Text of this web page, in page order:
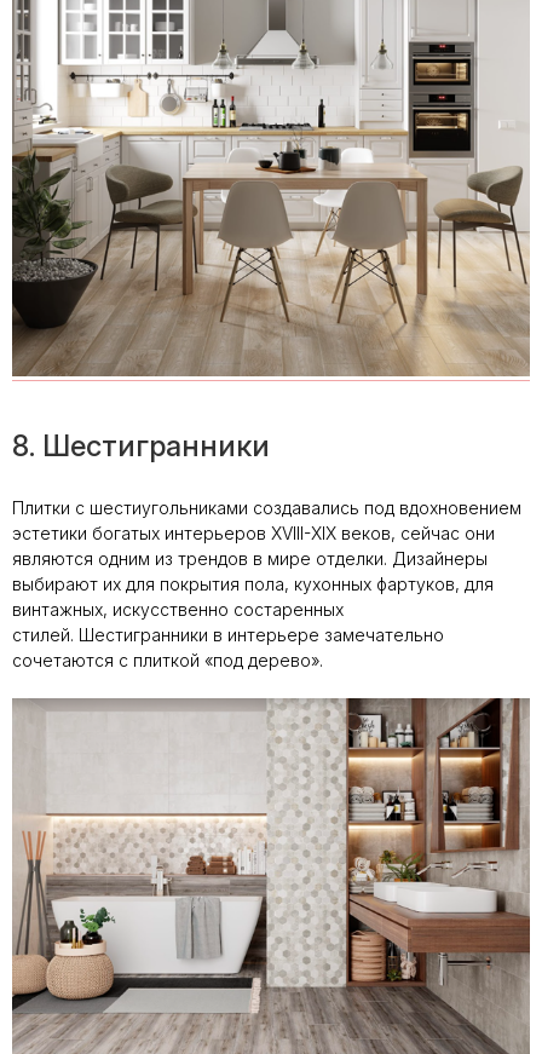
8. Шестигранники
Плитки с шестиугольниками создавались под вдохновением
эстетики богатых интерьеров XVIII-XIX веков, сейчас они
являются одним из трендов в мире отделки. Дизайнеры
выбирают их для покрытия пола, кухонных фартуков, для
винтажных, искусственно состаренных
стилей. Шестигранники в интерьере замечательно
сочетаются с плиткой «под дерево».